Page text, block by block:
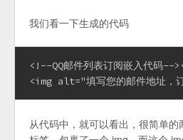
我们看一下生成的代码
<!--QQ邮件列表订阅嵌入代
<img alt="填写您的邮件地
从代码中，就可以看出，很简单